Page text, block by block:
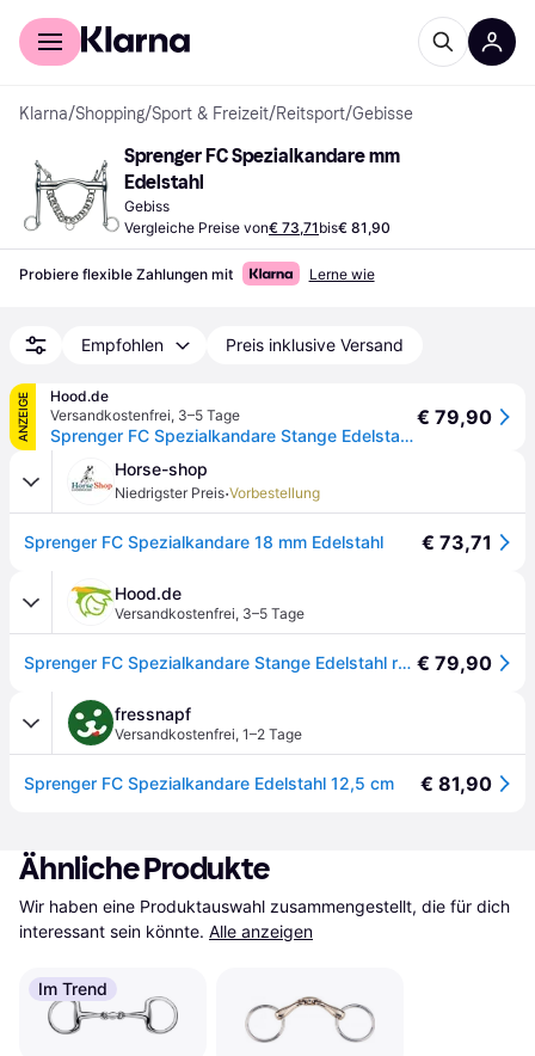
Für Shopper
Klarna/Shopping/Sport & Freizeit/Reitsport/Gebisse
Sprenger FC Spezialkandare mm
Edelstahl
Gebiss
Vergleiche Preise von€ 73,71bis€ 81,90
Probiere flexible Zahlungen mit Lerne wie
Empfohlen Preis inklusive Versand
ANZEIGE
Hood.de
Versandkostenfrei, 3–5 Tage
Sprenger FC Spezialkandare Stange Edelstahl rostfrei
€ 79,90
Horse-shop
Niedrigster Preis·Vorbestellung
Sprenger FC Spezialkandare 18 mm Edelstahl € 73,71
Hood.de
Versandkostenfrei, 3–5 Tage
Sprenger FC Spezialkandare Stange Edelstahl rostfrei € 79,90
fressnapf
Versandkostenfrei, 1–2 Tage
Sprenger FC Spezialkandare Edelstahl 12,5 cm € 81,90
Ähnliche Produkte
Wir haben eine Produktauswahl zusammengestellt, die für dich
interessant sein könnte. Alle anzeigen
Im Trend